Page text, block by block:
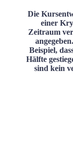
Die
einer
Zeitraum
Beispiel,
Hälfte
sind kein